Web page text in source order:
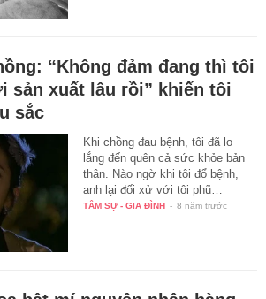
“Không đảm đang thì tôi
sản xuất lâu rồi” khiến tôi
sắc
Khi chồng đau bệnh, tôi đã lo
lắng đến quên cả sức khỏe bản
thân. Nào ngờ khi tôi đổ bệnh,
anh lại đối xử với tôi phũ…
TÂM SỰ - GIA ĐÌNH - 8 năm trước